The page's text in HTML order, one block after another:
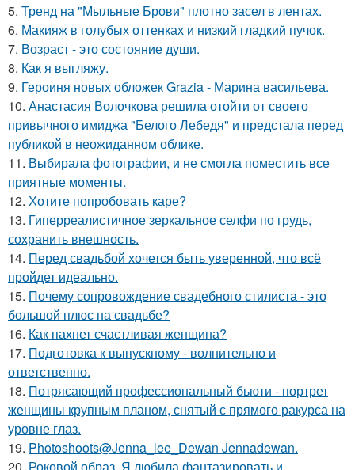
5. Тренд на "Мыльные Брови" плотно засел в лентах.
6. Макияж в голубых оттенках и низкий гладкий пучок.
7. Возраст - это состояние души.
8. Как я выгляжу.
9. Героиня новых обложек Grazia - Марина васильева.
10. Анастасия Волочкова решила отойти от своего
привычного имиджа "Белого Лебедя" и предстала перед
публикой в неожиданном облике.
11. Выбирала фотографии, и не смогла поместить все
приятные моменты.
12. Хотите попробовать каре?
13. Гиперреалистичное зеркальное селфи по грудь,
сохранить внешность.
14. Перед свадьбой хочется быть уверенной, что всё
пройдет идеально.
15. Почему сопровождение свадебного стилиста - это
большой плюс на свадьбе?
16. Как пахнет счастливая женщина?
17. Подготовка к выпускному - волнительно и
ответственно.
18. Потрясающий профессиональный бьюти - портрет
женщины крупным планом, снятый с прямого ракурса на
уровне глаз.
19. Photoshoots@Jenna_lee_Dewan Jennadewan.
20. Роковой образ. Я любила фантазировать и